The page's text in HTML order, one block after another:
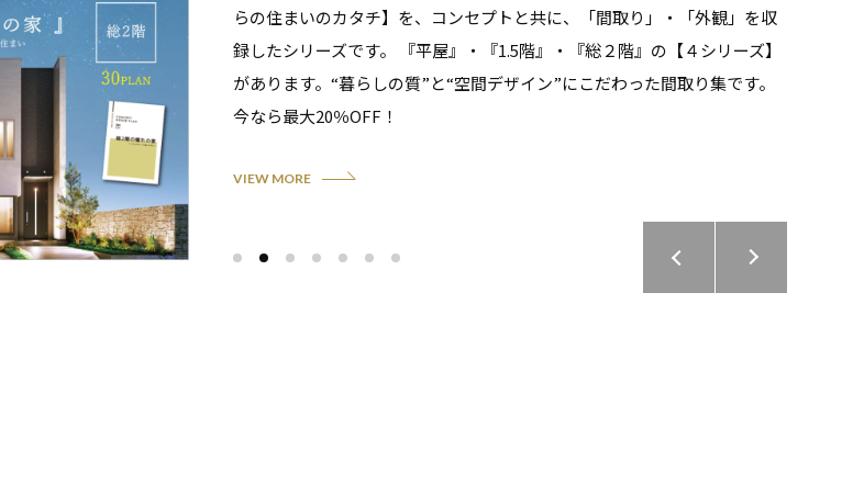
らの住まいのカタチ】を、コンセプトと共に、「間取り」・「外観」を収
録したシリーズです。 『平屋』・『1.5階』・『総２階』の【４シリーズ】
があります。“暮らしの質”と“空間デザイン”にこだわった間取り集です。
今なら最大20％OFF！
VIEW MORE